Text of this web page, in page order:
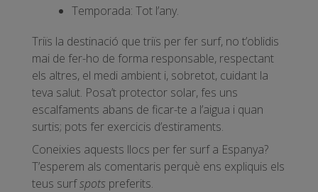
Temporada: Tot l’any.
Triïs la destinació que triïs per fer surf, no t’oblidis
mai de fer-ho de forma responsable, respectant
els altres, el medi ambient i, sobretot, cuidant la
teva salut. Posa’t protector solar, fes uns
escalfaments abans de ficar-te a l’aigua i quan
surtis; pots fer exercicis d’estiraments.
Coneixies aquests llocs per fer surf a Espanya?
T’esperem als comentaris perquè ens expliquis els
teus surfspots preferits.